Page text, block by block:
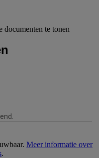
documenten te tonen
Meer informatie over
.